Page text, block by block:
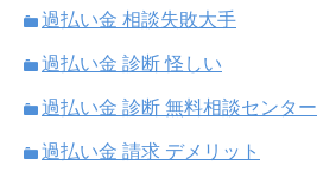
過払い金 相談失敗大手
過払い金 診断 怪しい
過払い金 診断 無料相談センター
過払い金 請求 デメリット